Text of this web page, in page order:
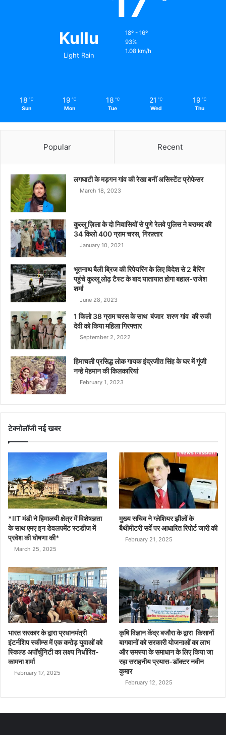
Kullu
Light Rain
18º - 16º
93%
1.08 km/h
18 ℃
Sun
19 ℃
Mon
18 ℃
Tue
21 ℃
Wed
19 ℃
Thu
Popular Recent
लगघाटी के मड़गन गांव की रेखा बनीं असिस्टेंट प्रोफेसर
March 18, 2023
कुल्लू ज़िला के दो निवासियों से पुणे रेलवे पुलिस ने बरामद की
34 किलो 400 ग्राम चरस, गिरफ़्तार
January 10, 2021
भूतनाथ बैली ब्रिज की रिपेयरिंग के लिए विदेश से 2 बैरिंग
पहुंचे कुल्लू लोढ़ टैस्ट के बाद यातायात होगा बहाल-राजेश
शर्मा
June 28, 2023
1 किलो 38 ग्राम चरस के साथ बंजार शरण गांव की रुकी
देवी को किया महिला गिरफ्तार
September 2, 2022
हिमाचली प्रसिद्ध लोक गायक इंद्रजीत सिंह के घर में गूंजी
नन्हे मेहमान की किलकारियां
February 1, 2023
टेक्नोलॉजी नई खबर
*IIT मंडी ने हिमालयी क्षेत्र में विशेषज्ञता
के साथ एमए इन डेवलपमेंट स्टडीज में
प्रवेश की घोषणा की*
March 25, 2025
मुख्य सचिव ने ग्लेशियर झीलों के
बैथीमीटरी सर्वे पर आधारित रिपोर्ट जारी की
February 21, 2025
भारत सरकार के द्वारा प्रधानमंत्री
इंटर्नशिप स्कीम्स में एक करोड़ युवाओं को
स्किल्ड अपॉर्चुनिटी का लक्ष्य निर्धारित-
कामना शर्मा
February 17, 2025
कृषि विज्ञान केंद्र बजौरा के द्वारा किसानों
बागवानों को सरकारी योजनाओं का लाभ
और समस्या के समाधान के लिए किया जा
रहा सराहनीय प्रयास-डॉक्टर नवीन
कुमार
February 12, 2025